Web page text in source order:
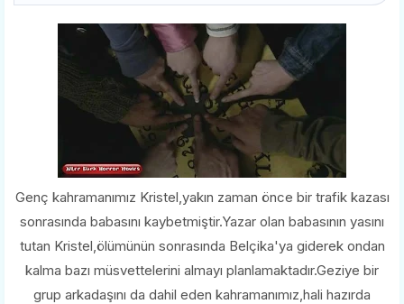
Genç kahramanımız Kristel,yakın zaman önce bir trafik kazası
sonrasında babasını kaybetmiştir.Yazar olan babasının yasını
tutan Kristel,ölümünün sonrasında Belçika'ya giderek ondan
kalma bazı müsvettelerini almayı planlamaktadır.Geziye bir
grup arkadaşını da dahil eden kahramanımız,hali hazırda